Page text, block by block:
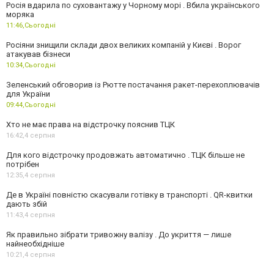
Росія вдарила по суховантажу у Чорному морі . Вбила українського
моряка
11:46,Сьогодні
Росіяни знищили склади двох великих компаній у Києві . Ворог
атакував бізнеси
10:34,Сьогодні
Зеленський обговорив із Рютте постачання ракет-перехоплювачів
для України
09:44,Сьогодні
Хто не має права на відстрочку пояснив ТЦК
16:42,4 серпня
Для кого відстрочку продовжать автоматично . ТЦК більше не
потрібен
12:35,4 серпня
Де в Україні повністю скасували готівку в транспорті . QR-квитки
дають збій
11:43,4 серпня
Як правильно зібрати тривожну валізу . До укриття — лише
найнеобхідніше
10:21,4 серпня